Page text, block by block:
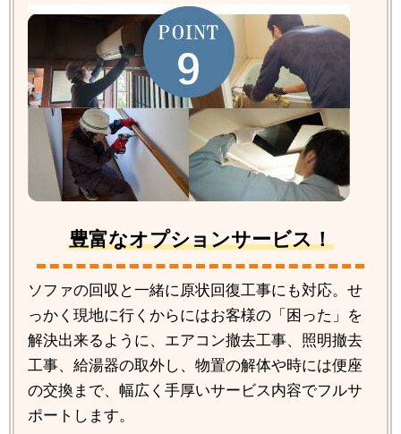
豊富なオプションサービス！
ソファの回収と一緒に原状回復工事にも対応。せ
っかく現地に行くからにはお客様の「困った」を
解決出来るように、エアコン撤去工事、照明撤去
工事、給湯器の取外し、物置の解体や時には便座
の交換まで、幅広く手厚いサービス内容でフルサ
ポートします。